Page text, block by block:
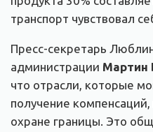
транспорт чувствовал
Пресс-секретарь
администрации Мартин
что отрасли, которые
получение
охране границы. Это